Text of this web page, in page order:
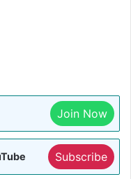
Join Now
Subscribe